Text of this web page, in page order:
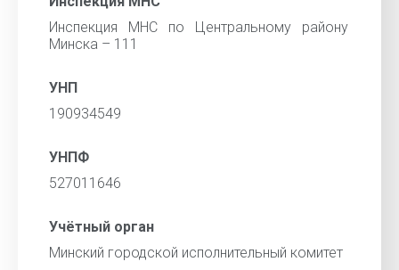
Инспекция МНС по Центральному району
Минска – 111
УНП
190934549
УНПФ
527011646
Учётный орган
Минский городской исполнительный комитет